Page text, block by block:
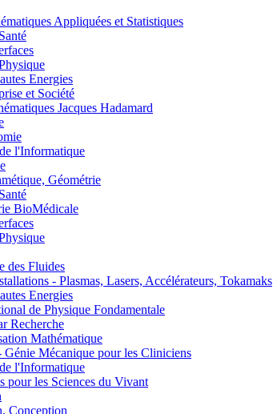
Appliquées et Statistiques
Energies
et Société
Jacques Hadamard
l'Informatique
Géométrie
BioMédicale
des Fluides
- Plasmas, Lasers, Accélérateurs, Tokamaks
Energies
de Physique Fondamentale
Recherche
Mathématique
Mécanique pour les Cliniciens
l'Informatique
les Sciences du Vivant
Conception